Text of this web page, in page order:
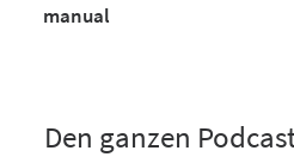
manual
Den ganzen